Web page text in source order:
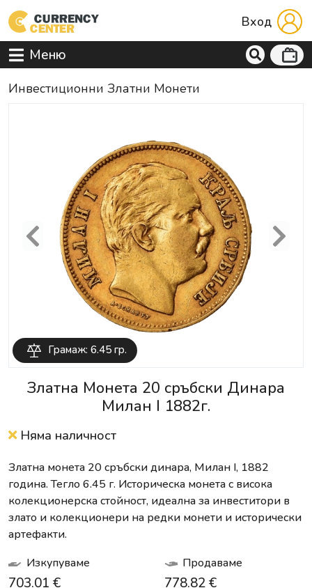
Вход
Меню
Инвестиционни Златни Монети
Грамаж: 6.45 гр.
Previous Next
Златна Монета 20 сръбски Динара
Милан I 1882г.
Няма наличност
Златна монета 20 сръбски динара, Милан I, 1882
година. Тегло 6.45 г. Историческа монета с висока
колекционерска стойност, идеална за инвеститори в
злато и колекционери на редки монети и исторически
артефакти.
Изкупуваме
703.01 €
Продаваме
778.82 €